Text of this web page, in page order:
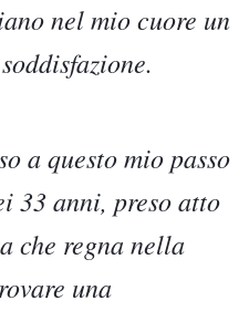
nel mio cuore un
a questo mio passo
33 anni, preso atto
che regna nella
una